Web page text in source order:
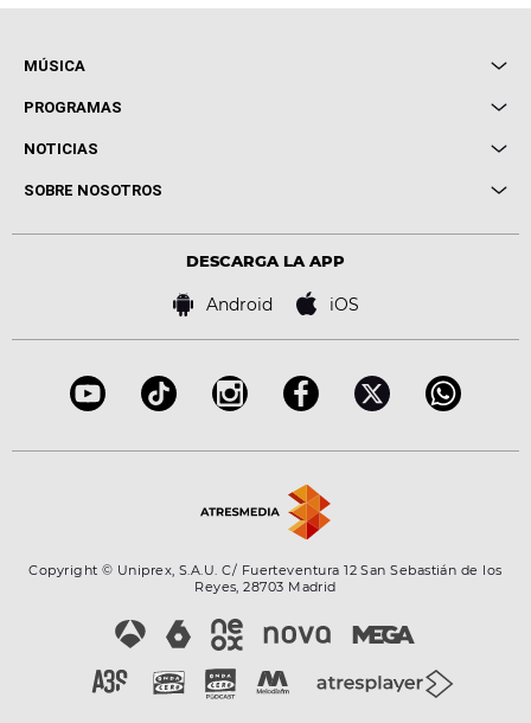
MÚSICA
Local de Ensayo Europa FM
Conciertos
PROGRAMAS
Cuerpos especiales
Locutores Europa FM
NOTICIAS
Cine y Televisión
Virales
SOBRE NOSOTROS
Bases de concursos
DESCARGA LA APP
Android iOS
Copyright © Uniprex, S.A.U. C/ Fuerteventura 12 San Sebastián de los
Reyes, 28703 Madrid